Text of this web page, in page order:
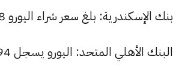
بنك الإسكندرية: بلغ سعر شراء اليورو 54.28 جنيها، وسعر البيع 54.65 جنيها.
البنك الأهلي المتحد: اليورو يسجل 53.94 جنيها للشراء و 54.26 جنيها للبيع.